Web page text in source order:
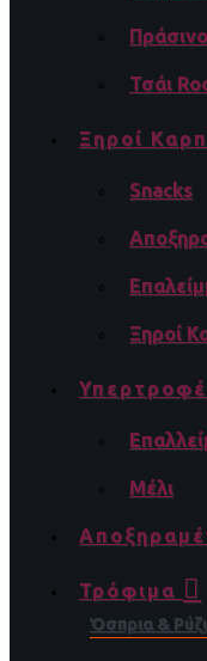
Τσάι
Ξηροί
Snacks
Ξηροί
Μέλι
Τρόφιμα
Όσπρια & Ρύζι